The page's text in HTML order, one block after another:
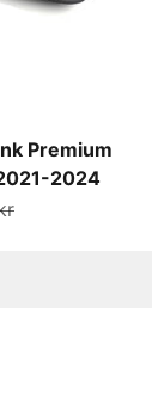
Premium
2024